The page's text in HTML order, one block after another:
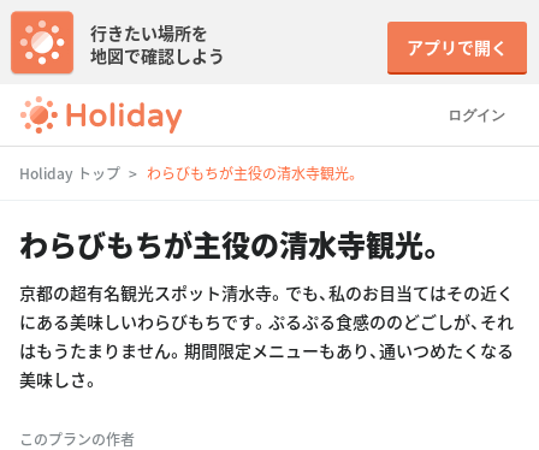
ログイン
行きたい場所を
地図で確認しよう
アプリで開く
Holiday トップ わらびもちが主役の清水寺観光。
わらびもちが主役の清水寺観光。
京都の超有名観光スポット清水寺。でも、私のお目当てはその近く
にある美味しいわらびもちです。ぷるぷる食感ののどごしが、それ
はもうたまりません。期間限定メニューもあり、通いつめたくなる
美味しさ。
このプランの作者